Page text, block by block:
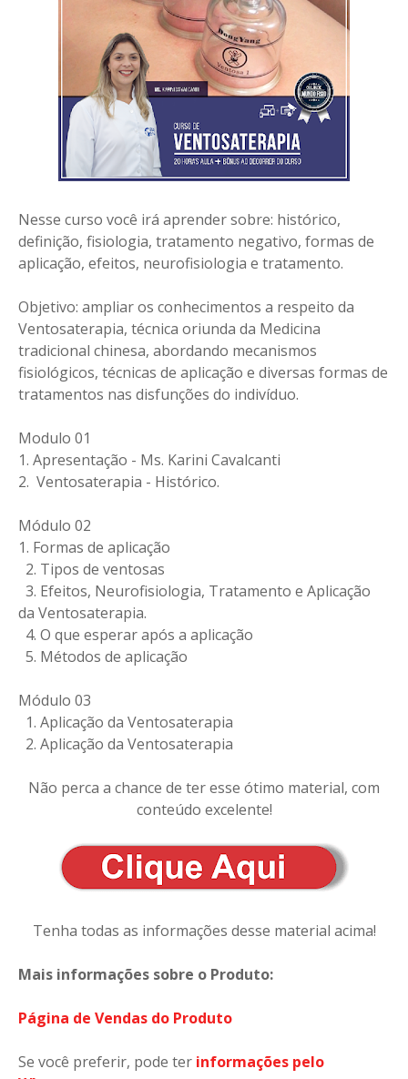
Nesse curso você irá aprender sobre: histórico,
definição, fisiologia, tratamento negativo, formas de
aplicação, efeitos, neurofisiologia e tratamento.
Objetivo: ampliar os conhecimentos a respeito da
Ventosaterapia, técnica oriunda da Medicina
tradicional chinesa, abordando mecanismos
fisiológicos, técnicas de aplicação e diversas formas de
tratamentos nas disfunções do indivíduo.
Modulo 01
1. Apresentação - Ms. Karini Cavalcanti
2. Ventosaterapia - Histórico.
Módulo 02
1. Formas de aplicação
2. Tipos de ventosas
3. Efeitos, Neurofisiologia, Tratamento e Aplicação
da Ventosaterapia.
4. O que esperar após a aplicação
5. Métodos de aplicação
Módulo 03
1. Aplicação da Ventosaterapia
2. Aplicação da Ventosaterapia
Não perca a chance de ter esse ótimo material, com
conteúdo excelente!
Tenha todas as informações desse material acima!
Mais informações sobre o Produto:
Página de Vendas do Produto
Se você preferir, pode ter informações pelo